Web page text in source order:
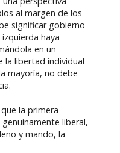
al margen de los
significar gobierno
haya
en un
la libertad individual
mayoría, no debe
la primera
liberal,
y mando, la